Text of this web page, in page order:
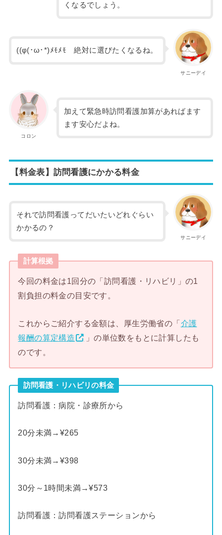
くなるでしょう。
サニーデイ
((φ(･ω･*)ﾒﾓﾒﾓ 絶対に選びたくなるね。
コロン
加えて緊急時訪問看護加算があればます
ます安心だよね。
【料金表】訪問看護にかかる料金
サニーデイ
それで訪問看護ってだいたいどれぐらい
かかるの？
計算根拠
今回の料金は1回分の「訪問看護・リハビリ」の1
割負担の料金の目安です。
これからご紹介する金額は、厚生労働省の「介護
報酬の算定構造
」の単位数をもとに計算したも
のです。
訪問看護・リハビリの料金
訪問看護：病院・診療所から
20分未満→¥265
30分未満→¥398
30分～1時間未満→¥573
訪問看護：訪問看護ステーションから